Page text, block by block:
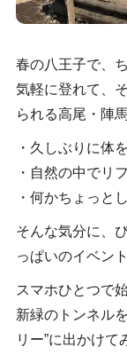
春の八王子で、
気軽に登れて、
られる高尾・陣
・久しぶりに体
・自然の中でリ
・何かちょっと
そんな気分に、
っぱいのイベント
スマホひとつで
新緑のトンネル
リー”に出かけて